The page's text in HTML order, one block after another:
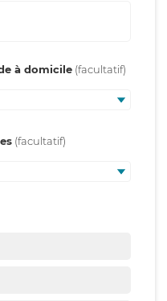
à domicile